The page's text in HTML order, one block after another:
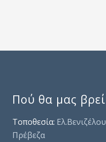
Πού θα μας
Τοποθεσία:
Πρέβεζα